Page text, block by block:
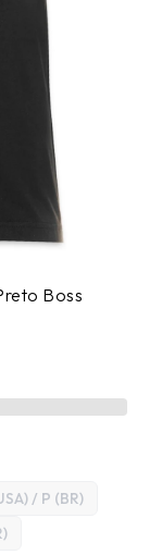
Boss
/ P (BR)